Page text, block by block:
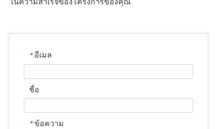
ในความสำเร็จของโครงการของคุณ
* อีเมล
ชื่อ
* ข้อความ